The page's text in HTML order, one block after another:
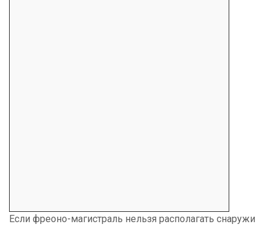
Если фреоно-магистраль нельзя располагать снаружи